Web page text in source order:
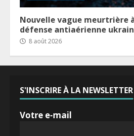
Nouvelle vague meurtrière
défense antiaérienne
8 août 2026
S'INSCRIRE À LA NEWSLETTER
Votre e-mail